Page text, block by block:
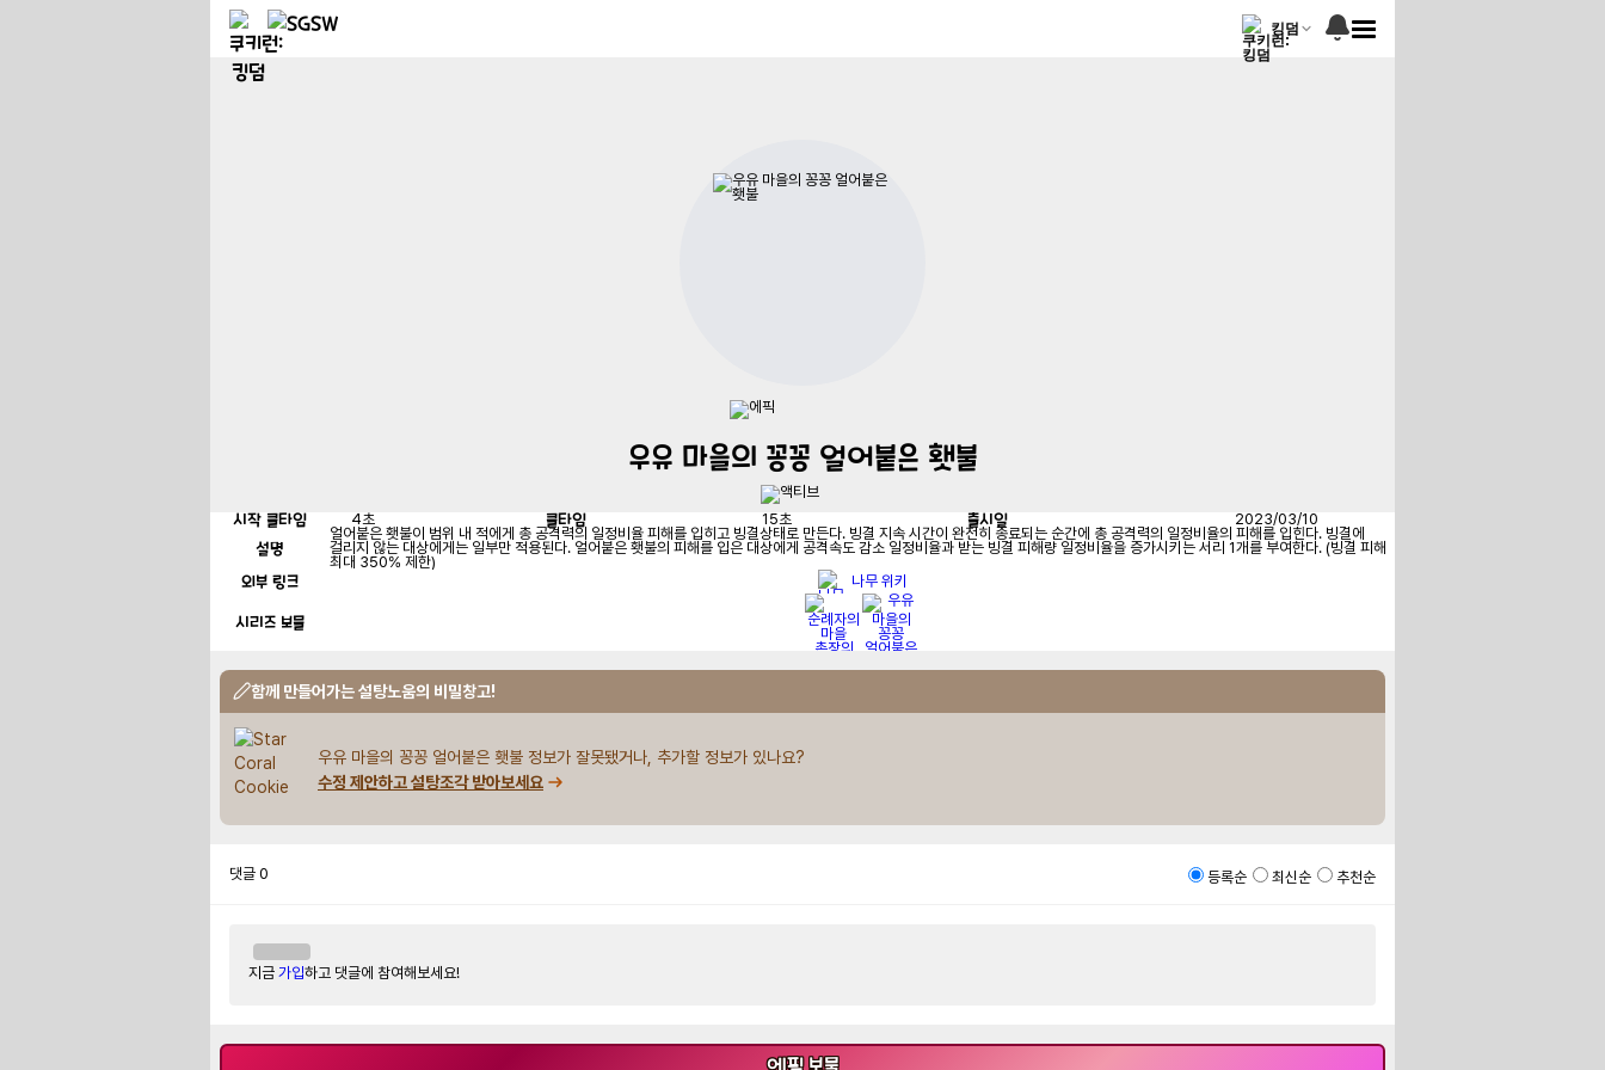
킹덤
우유 마을의 꽁꽁 얼어붙은 횃불
시작 쿨타임 4초 쿨타임 15초 출시일 2023/03/10
설명
얼어붙은 횃불이 범위 내 적에게 총 공격력의 일정비율 피해를 입히고 빙결상태로 만든다. 빙결 지속 시간이 완전히 종료되는 순간에 총 공격력의 일정비율의 피해를 입힌다. 빙결에
걸리지 않는 대상에게는 일부만 적용된다. 얼어붙은 횃불의 피해를 입은 대상에게 공격속도 감소 일정비율과 받는 빙결 피해량 일정비율을 증가시키는 서리 1개를 부여한다. (빙결 피해
최대 350% 제한)
외부 링크 나무 위키
시리즈 보물
함께 만들어가는 설탕노움의 비밀창고!
우유 마을의 꽁꽁 얼어붙은 횃불 정보가 잘못됐거나, 추가할 정보가 있나요?
수정 제안하고 설탕조각 받아보세요
댓글 0 등록순 최신순 추천순
지금 가입하고 댓글에 참여해보세요!
에픽 보물